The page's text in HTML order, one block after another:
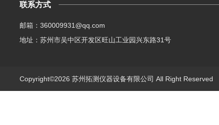
联系方式
邮箱：360009931@qq.com
地址：苏州市吴中区开发区旺山工业园兴东路31号
Copyright©2026 苏州拓测仪器设备有限公司 All Right